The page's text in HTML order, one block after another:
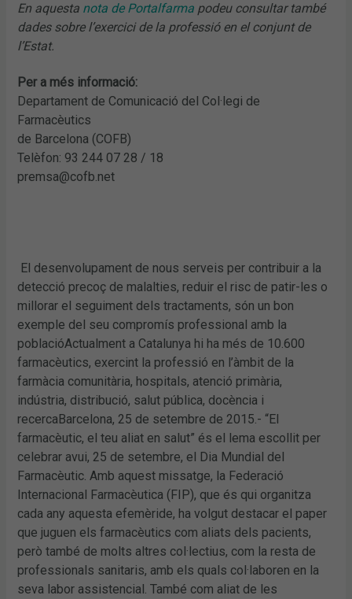
En aquesta nota de Portalfarma podeu consultar també
dades sobre l’exercici de la professió en el conjunt de
l’Estat.
Per a més informació:
Departament de Comunicació del Col·legi de
Farmacèutics
de Barcelona (COFB)
Telèfon: 93 244 07 28 / 18
premsa@cofb.net
El desenvolupament de nous serveis per contribuir a la
detecció precoç de malalties, reduir el risc de patir-les o
millorar el seguiment dels tractaments, són un bon
exemple del seu compromís professional amb la
poblacióActualment a Catalunya hi ha més de 10.600
farmacèutics, exercint la professió en l’àmbit de la
farmàcia comunitària, hospitals, atenció primària,
indústria, distribució, salut pública, docència i
recercaBarcelona, 25 de setembre de 2015.- “El
farmacèutic, el teu aliat en salut” és el lema escollit per
celebrar avui, 25 de setembre, el Dia Mundial del
Farmacèutic. Amb aquest missatge, la Federació
Internacional Farmacèutica (FIP), que és qui organitza
cada any aquesta efemèride, ha volgut destacar el paper
que juguen els farmacèutics com aliats dels pacients,
però també de molts altres col·lectius, com la resta de
professionals sanitaris, amb els quals col·laboren en la
seva labor assistencial. També com aliat de les